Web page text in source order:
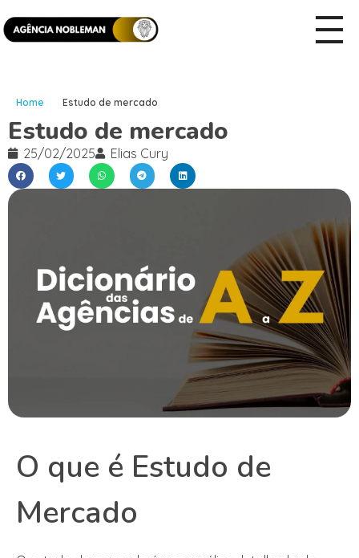
Home Estudo de mercado
Estudo de mercado
25/02/2025 Elias Cury
O que é Estudo de
Mercado